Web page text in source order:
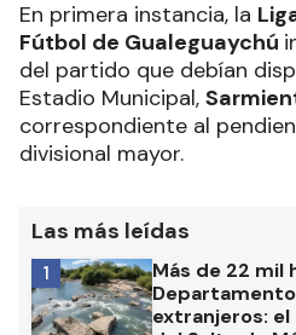
En primera instancia, la
Fútbol de Gualeguaychú
del partido que debían
Estadio Municipal,
correspondiente al
divisional mayor.
Las más leídas
Más de 22 mil
extranjeros:
1